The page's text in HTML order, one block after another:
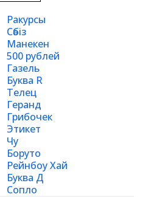
Ракурсы
Сәбіз
Манекен
500 рублей
Газель
Буква R
Телец
Геранд
Грибочек
Этикет
Чу
Боруто
Рейнбоу Хай
Буква Д
Сопло